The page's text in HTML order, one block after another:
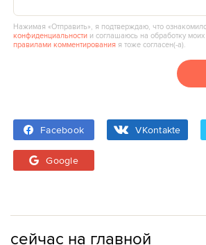
Нажимая «Отправить», я подтверждаю, что
конфиденциальности и соглашаюсь на обработку
правилами комментирования я тоже согласен(‑а).
Facebook VKontakte
Google
сейчас на главной